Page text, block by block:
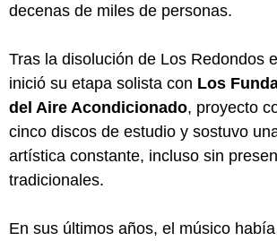
decenas de miles de personas.
Tras la disolución de Los Redondos
inició su etapa solista con Los
del Aire Acondicionado, proyecto
cinco discos de estudio y sostuvo
artística constante, incluso sin
tradicionales.
En sus últimos años, el músico